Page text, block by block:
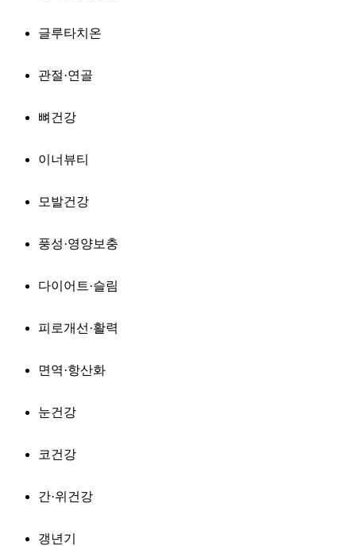
글루타치온
관절·연골
뼈건강
이너뷰티
모발건강
풍성·영양보충
다이어트·슬림
피로개선·활력
면역·항산화
눈건강
코건강
간·위건강
갱년기